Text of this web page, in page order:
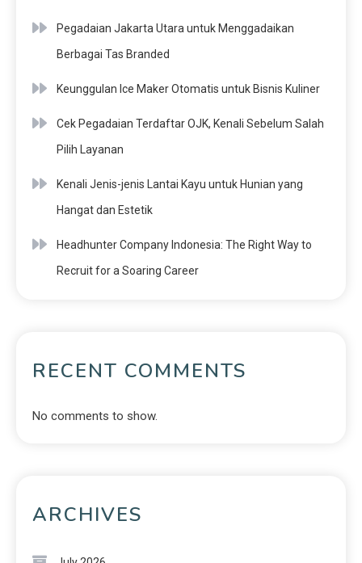
Pegadaian Jakarta Utara untuk Menggadaikan
Berbagai Tas Branded
Keunggulan Ice Maker Otomatis untuk Bisnis Kuliner
Cek Pegadaian Terdaftar OJK, Kenali Sebelum Salah
Pilih Layanan
Kenali Jenis-jenis Lantai Kayu untuk Hunian yang
Hangat dan Estetik
Headhunter Company Indonesia: The Right Way to
Recruit for a Soaring Career
RECENT COMMENTS
No comments to show.
ARCHIVES